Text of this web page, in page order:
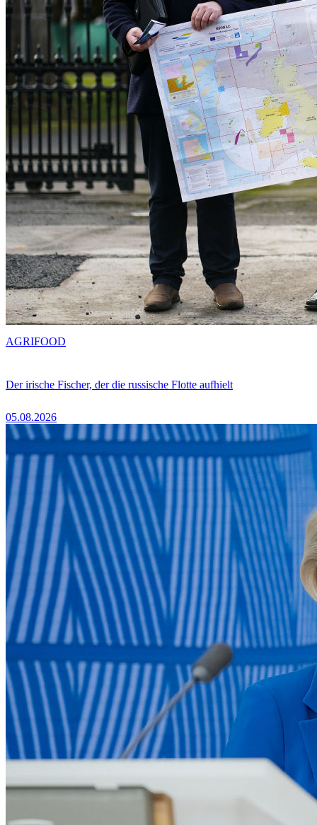
Der irische Fischer, der die russische Flotte aufhielt
05.08.2026
AGRIFOOD